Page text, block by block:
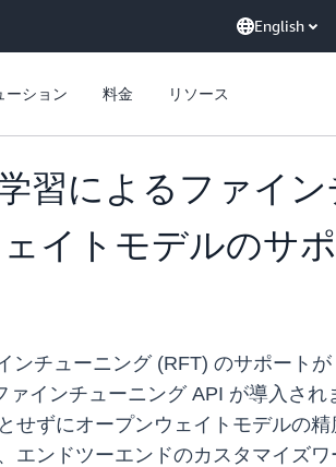
English
ーション 料金 リソース
習によるファイ
イトモデルのサ
チューニング (RFT) のサポート
インチューニング API が導入さ
せずにオープンウェイトモデルの
エンドツーエンドのカスタマイズ